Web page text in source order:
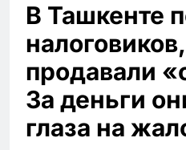
В Ташкенте
продавали
За деньги
глаза на